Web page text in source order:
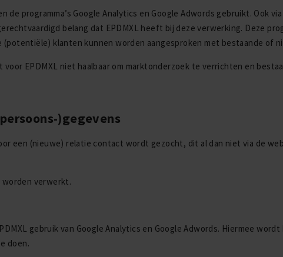
programma’s Google Analytics en Google Adwords gebruikt. Ook via
belang dat EPDMXL heeft bij deze verwerking. Deze
(potentiële) klanten kunnen worden aangesproken met bestaande of
voor EPDMXL niet haalbaar om marktonderzoek te verrichten en
)gegevens
een (nieuwe) relatie contact wordt gezocht, dit al dan niet via de
worden verwerkt.
gebruik van Google Analytics en Google Adwords. Hiermee wordt
doen.